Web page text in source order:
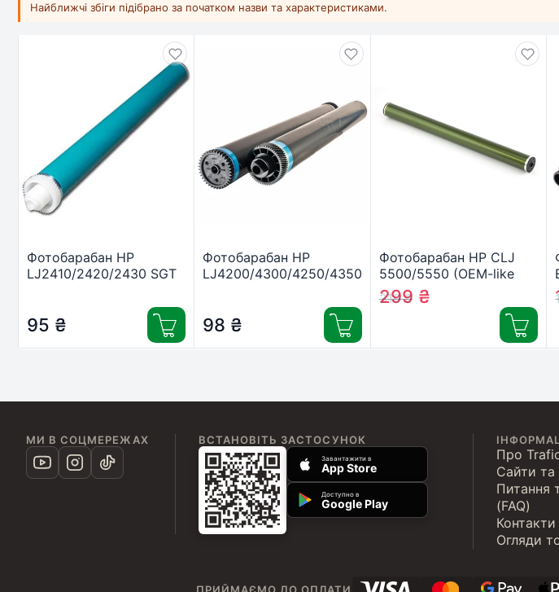
Найближчі збіги підібрано за початком назви та характеристиками.
Фотобарабан HP
LJ2410/2420/2430 SGT
95 ₴
Фотобарабан HP
LJ4200/4300/4250/4350
98 ₴
Фотобарабан HP CLJ
5500/5550 (OEM-like
color) SGT (DAD-C5500)
319₴
299 ₴
МИ В СОЦМЕРЕЖАХ ВСТАНОВІТЬ ЗАСТОСУНОК
Завантажити в
App Store
Доступно в
Google Play
Про
Сайти та
Питання
(FAQ)
Контакти
Огляди